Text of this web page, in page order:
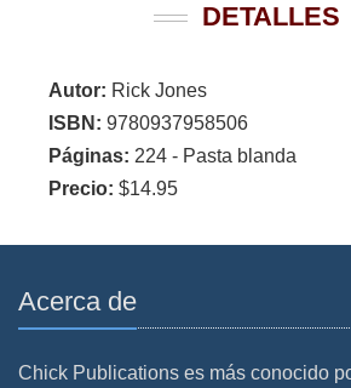
DETALLES
Autor: Rick Jones
ISBN: 9780937958506
Páginas: 224 - Pasta blanda
Precio: $14.95
Acerca de
Chick Publications es más conocido